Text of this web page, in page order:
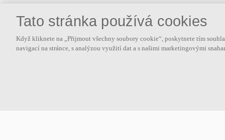
Tato stránka používá cookies
Když kliknete na „Přijmout všechny soubory cookie“, poskytnete tím
navigací na stránce, s analýzou využití dat a s našimi marketingovými